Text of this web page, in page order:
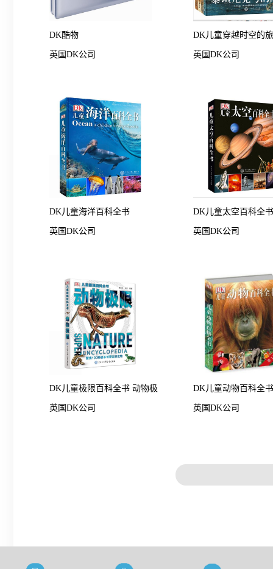
DK酷物
英国DK公司
DK儿童穿越时空的
英国DK公司
DK儿童海洋百科全书
英国DK公司
DK儿童太空百科全书
英国DK公司
DK儿童极限百科全书 动物极
限
英国DK公司
DK儿童动物百科全
版）
英国DK公司